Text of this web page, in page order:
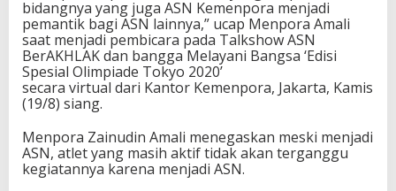
s
i
M
e
n
i
I
n
bidangnya yang juga ASN Kemenpora menjadi
pemantik bagi ASN lainnya,” ucap Menpora Amali
saat menjadi pembicara pada Talkshow ASN
BerAKHLAK dan bangga Melayani Bangsa ‘Edisi
Spesial Olimpiade Tokyo 2020’
secara virtual dari Kantor Kemenpora, Jakarta, Kamis
(19/8) siang.
Menpora Zainudin Amali menegaskan meski menjadi
ASN, atlet yang masih aktif tidak akan terganggu
kegiatannya karena menjadi ASN.